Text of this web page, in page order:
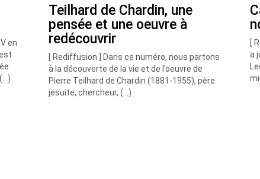
ici
en
Teilhard de Chardin, une
pensée et une oeuvre à
redécouvrir
[ Rediffusion ] Dans ce numéro, nous partons
à la découverte de la vie et de l’oeuvre de
Pierre Teilhard de Chardin (1881-1955), père
jésuite, chercheur, (…)
[
a